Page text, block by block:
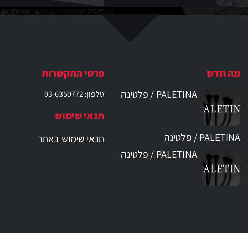
מה חדש
PALETINA / פלטינה
PALETINA / פלטינה
PALETINA / פלטינה
פרטי התקשרות
טלפון: 03-6350772
תנאי שימוש
תנאי שימוש באתר